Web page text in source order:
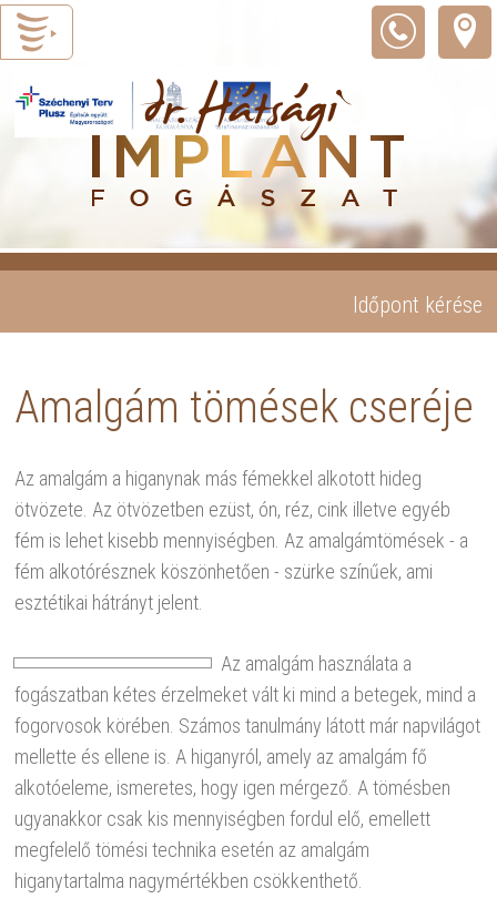
Időpont kérése
Amalgám tömések cseréje
Az amalgám a higanynak más fémekkel alkotott hideg
ötvözete. Az ötvözetben ezüst, ón, réz, cink illetve egyéb
fém is lehet kisebb mennyiségben. Az amalgámtömések - a
fém alkotórésznek köszönhetően - szürke színűek, ami
esztétikai hátrányt jelent.
Az amalgám használata a
fogászatban kétes érzelmeket vált ki mind a betegek, mind a
fogorvosok körében. Számos tanulmány látott már napvilágot
mellette és ellene is. A higanyról, amely az amalgám fő
alkotóeleme, ismeretes, hogy igen mérgező. A tömésben
ugyanakkor csak kis mennyiségben fordul elő, emellett
megfelelő tömési technika esetén az amalgám
higanytartalma nagymértékben csökkenthető.